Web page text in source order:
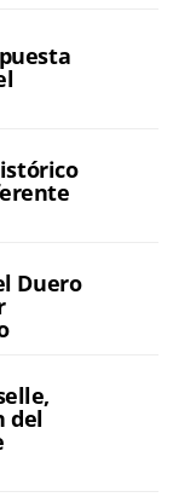
Duero
del